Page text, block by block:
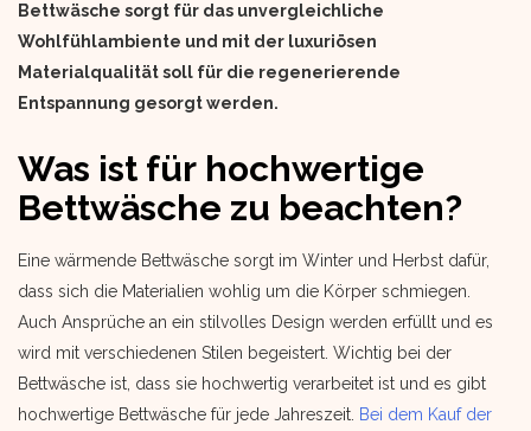
Bettwäsche sorgt für das unvergleichliche
Wohlfühlambiente und mit der luxuriösen
Materialqualität soll für die regenerierende
Entspannung gesorgt werden.
Was ist für hochwertige
Bettwäsche zu beachten?
Eine wärmende Bettwäsche sorgt im Winter und Herbst dafür,
dass sich die Materialien wohlig um die Körper schmiegen.
Auch Ansprüche an ein stilvolles Design werden erfüllt und es
wird mit verschiedenen Stilen begeistert. Wichtig bei der
Bettwäsche ist, dass sie hochwertig verarbeitet ist und es gibt
hochwertige Bettwäsche für jede Jahreszeit. Bei dem Kauf der